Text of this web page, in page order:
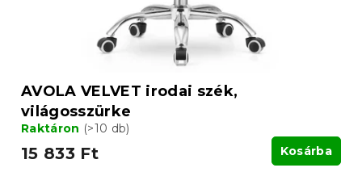
AVOLA VELVET irodai szék,
világosszürke
Raktáron (>10 db)
15 833 Ft Kosárba